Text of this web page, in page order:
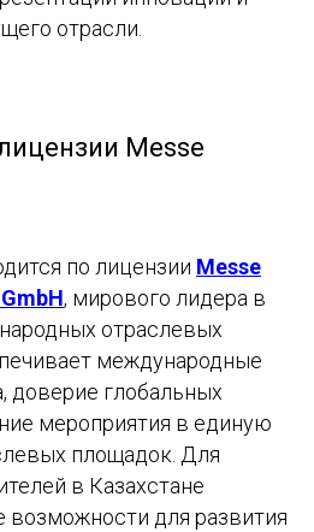
отрасли.
Messe
по лицензии Messe
, мирового лидера в
отраслевых
международные
доверие глобальных
мероприятия в единую
площадок. Для
в Казахстане
для развития